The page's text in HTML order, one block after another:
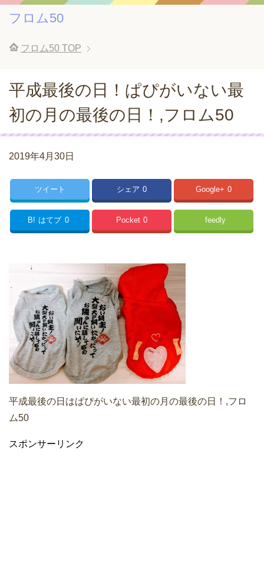
フロム50
フロム50 TOP
平成最後の日！ぱぴがいない最
初の月の最後の日！,フロム50
2019年4月30日
ツイート シェア 0 Google+ 0
B! はてブ 0 Pocket 0 feedly
平成最後の日はぱぴがいない最初の月の最後の日！,フロ
ム50
スポンサーリンク